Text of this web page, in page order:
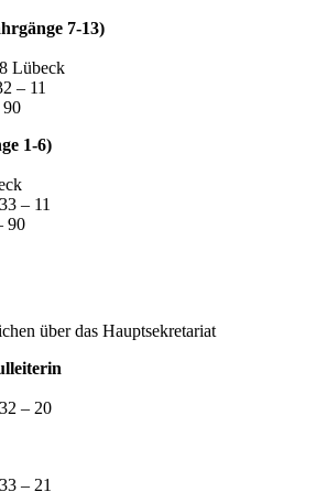
7-13)
Lübeck
– 11
90
1-6)
– 11
90
über das Hauptsekretariat
– 20
– 21